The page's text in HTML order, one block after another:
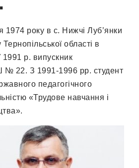
1974 року в с. Нижчі Луб’янки
області в
1991 р. випускник
№ 22. З 1991-1996 рр. студент
педагогічного
«Трудове навчання і